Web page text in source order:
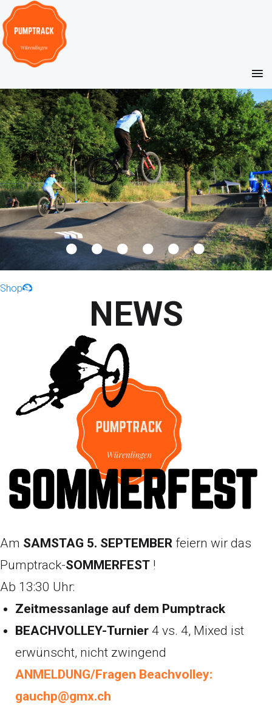
Shop
NEWS
Am SAMSTAG 5. SEPTEMBER feiern wir das
Pumptrack-SOMMERFEST !
Ab 13:30 Uhr:
Zeitmessanlage auf dem Pumptrack
BEACHVOLLEY-Turnier 4 vs. 4, Mixed ist
erwünscht, nicht zwingend
ANMELDUNG/Fragen Beachvolley:
gauchp@gmx.ch